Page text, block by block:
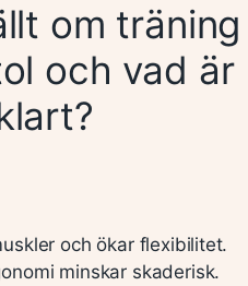
om träning
och vad är
och ökar flexibilitet.
minskar skaderisk.